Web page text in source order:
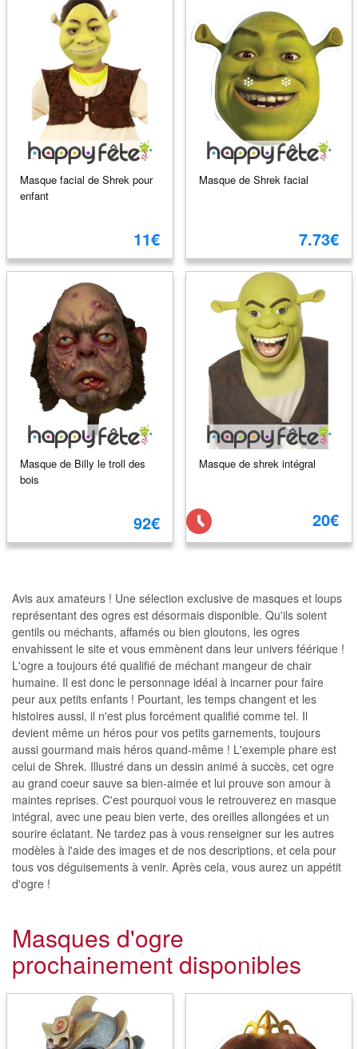
Masque facial de Shrek pour
enfant
11€
Masque de Shrek facial
7.73€
Masque de Billy le troll des
bois
92€
Masque de shrek intégral
20€
Avis aux amateurs ! Une sélection exclusive de masques et loups
représentant des ogres est désormais disponible. Qu'ils soient
gentils ou méchants, affamés ou bien gloutons, les ogres
envahissent le site et vous emmènent dans leur univers féérique !
L'ogre a toujours été qualifié de méchant mangeur de chair
humaine. Il est donc le personnage idéal à incarner pour faire
peur aux petits enfants ! Pourtant, les temps changent et les
histoires aussi, il n'est plus forcément qualifié comme tel. Il
devient même un héros pour vos petits garnements, toujours
aussi gourmand mais héros quand-même ! L'exemple phare est
celui de Shrek. Illustré dans un dessin animé à succès, cet ogre
au grand coeur sauve sa bien-aimée et lui prouve son amour à
maintes reprises. C'est pourquoi vous le retrouverez en masque
intégral, avec une peau bien verte, des oreilles allongées et un
sourire éclatant. Ne tardez pas à vous renseigner sur les autres
modèles à l'aide des images et de nos descriptions, et cela pour
tous vos déguisements à venir. Après cela, vous aurez un appétit
d'ogre !
Masques d'ogre
prochainement disponibles